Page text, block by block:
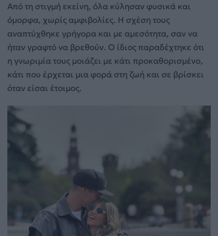
Από τη στιγμή εκείνη, όλα κύλησαν φυσικά και
όμορφα, χωρίς αμφιβολίες. Η σχέση τους
αναπτύχθηκε γρήγορα και με αμεσότητα, σαν να
ήταν γραφτό να βρεθούν. Ο ίδιος παραδέχτηκε ότι
η γνωριμία τους μοιάζει με κάτι προκαθορισμένο,
κάτι που έρχεται μια φορά στη ζωή και σε βρίσκει
όταν είσαι έτοιμος.